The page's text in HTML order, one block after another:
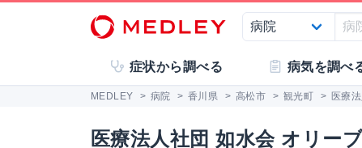
症状から調べる 病気を調べ
MEDLEY > 病院 > 香川県 > 高松市 > 観光町 > 医療
医療法人社団 如水会 オリー